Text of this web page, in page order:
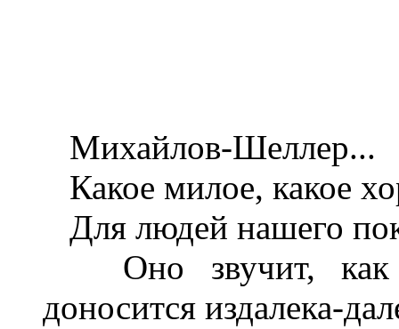
Михайлов-Шеллер...
Какое милое, какое
Для людей нашего
Оно звучит, как
доносится издалека-